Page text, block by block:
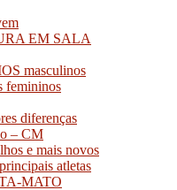
EM SALA
masculinos
femininos
diferenças
– CM
e mais novos
atletas
MATO